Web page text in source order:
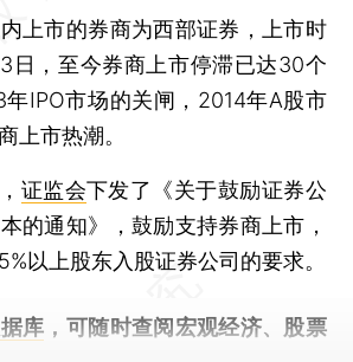
市的券商为西部证券，上市时
日，至今券商上市停滞已达30个
年IPO市场的关闸，2014年A股市
上市热潮。
证监会下发了《关于鼓励证券公
的通知》，鼓励支持券商上市，
以上股东入股证券公司的要求。
库 ，可随时查阅宏观经济、股票